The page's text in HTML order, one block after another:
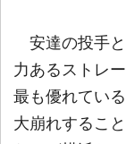
安達の投手と
力あるストレ
最も優れてい
大崩れするこ